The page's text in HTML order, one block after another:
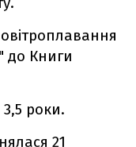
до Книги
роки.
21